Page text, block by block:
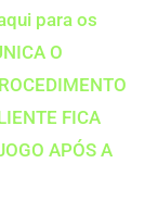
para os
O
FICA
APÓS A